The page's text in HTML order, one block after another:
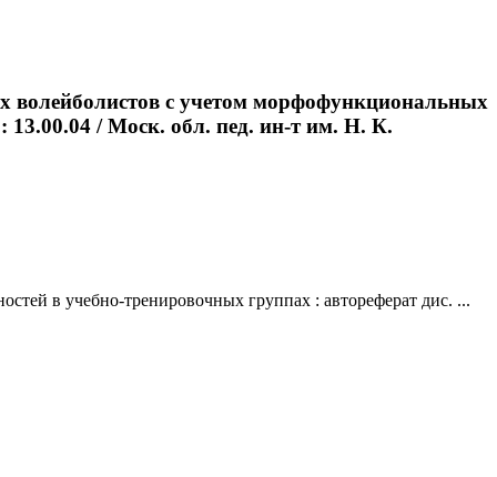
с учетом морфофункциональных
: 13.00.04 / Моск. обл. пед. ин-т им. Н. К.
в учебно-тренировочных группах : автореферат дис. ...